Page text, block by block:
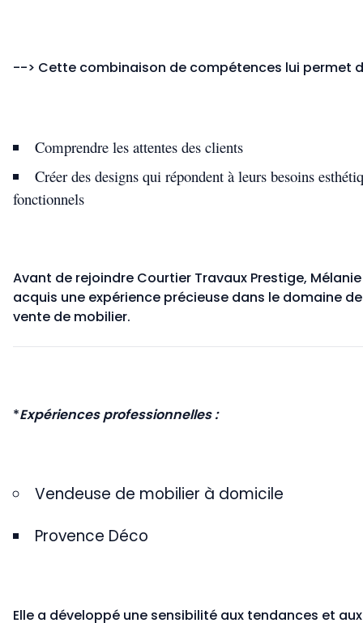
--> Cette combinaison de compétences lui permet
Comprendre les attentes des clients
Créer des designs qui répondent à leurs besoins
fonctionnels
Avant de rejoindre Courtier Travaux Prestige,
acquis une expérience précieuse dans le domaine
vente de mobilier.
*Expériences professionnelles :
Vendeuse de mobilier à domicile
Provence Déco
Elle a développé une sensibilité aux tendances et